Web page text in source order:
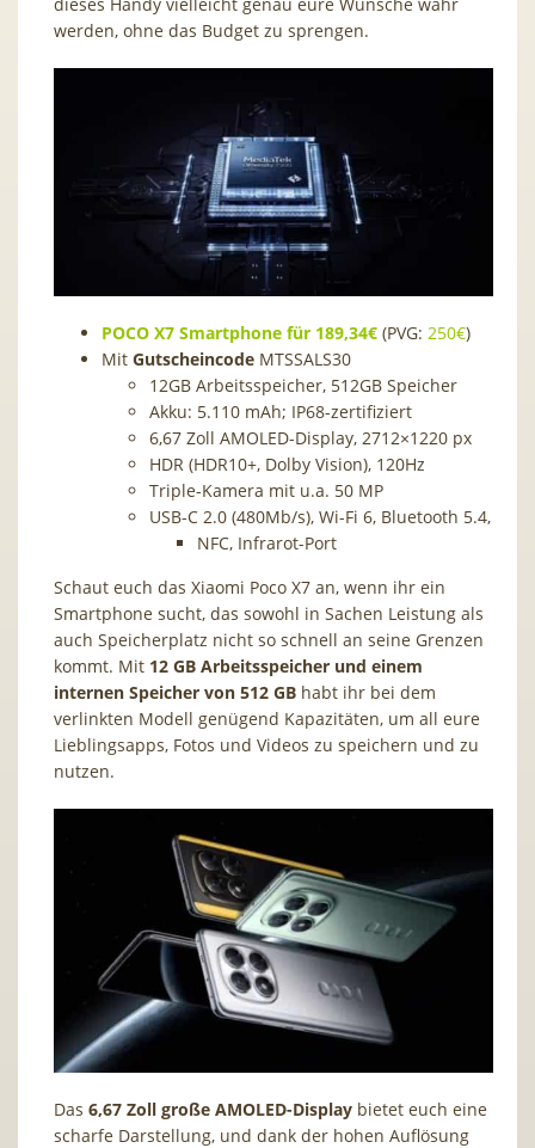
werden, ohne das Budget zu sprengen.
POCO X7 Smartphone für 189,34€ (PVG: 250€)
Mit Gutscheincode MTSSALS30
12GB Arbeitsspeicher, 512GB Speicher
Akku: 5.110 mAh; IP68-zertifiziert
6,67 Zoll AMOLED-Display, 2712×1220 px
HDR (HDR10+, Dolby Vision), 120Hz
Triple-Kamera mit u.a. 50 MP
USB-C 2.0 (480Mb/​s), Wi-Fi 6, Bluetooth 5.4,
NFC, Infrarot-Port
Schaut euch das Xiaomi Poco X7 an, wenn ihr ein
Smartphone sucht, das sowohl in Sachen Leistung als
auch Speicherplatz nicht so schnell an seine Grenzen
kommt. Mit 12 GB Arbeitsspeicher und einem
internen Speicher von 512 GB habt ihr bei dem
verlinkten Modell genügend Kapazitäten, um all eure
Lieblingsapps, Fotos und Videos zu speichern und zu
nutzen.
Das 6,67 Zoll große AMOLED-Display bietet euch eine
scharfe Darstellung, und dank der hohen Auflösung